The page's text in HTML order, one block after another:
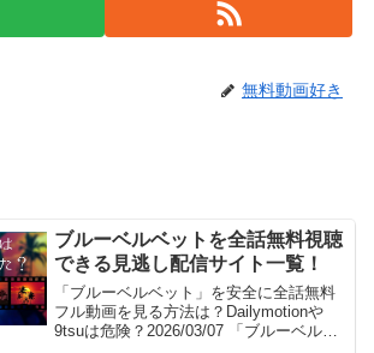
無料動画好き
ブルーベルベットを全話無料視聴
できる見逃し配信サイト一覧！
「ブルーベルベット」を安全に全話無料
フル動画を見る方法は？Dailymotionや
9tsuは危険？2026/03/07 「ブルーベルベ